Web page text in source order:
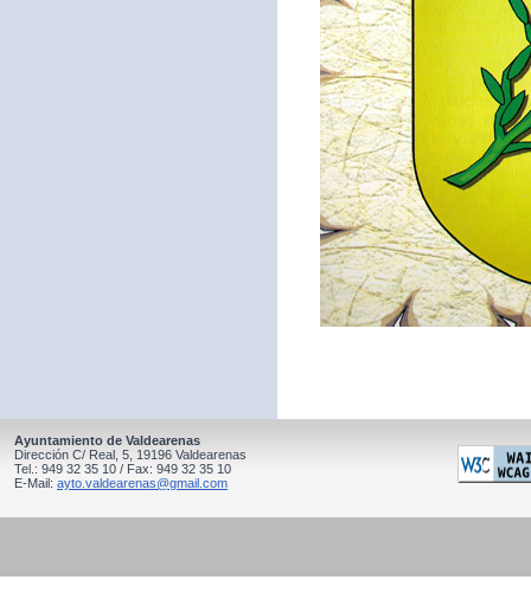
Ayuntamiento de Valdearenas
Dirección C/ Real, 5, 19196 Valdearenas
Tel.: 949 32 35 10 / Fax: 949 32 35 10
E-Mail: ayto.valdearenas@gmail.com